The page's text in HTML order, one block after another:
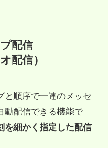
配信
配信）
と順序で一連のメッセ
動配信できる機能で
を細かく指定した配信